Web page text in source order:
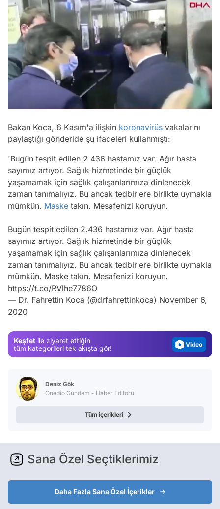
Bakan Koca, 6 Kasım'a ilişkin koronavirüs vakalarını
paylaştığı gönderide şu ifadeleri kullanmıştı:
'Bugün tespit edilen 2.436 hastamız var. Ağır hasta
sayımız artıyor. Sağlık hizmetinde bir güçlük
yaşamamak için sağlık çalışanlarımıza dinlenecek
zaman tanımalıyız. Bu ancak tedbirlere birlikte uymakla
mümkün. Maske takın. Mesafenizi koruyun.
Bugün tespit edilen 2.436 hastamız var. Ağır hasta
sayımız artıyor. Sağlık hizmetinde bir güçlük
yaşamamak için sağlık çalışanlarımıza dinlenecek
zaman tanımalıyız. Bu ancak tedbirlere birlikte uymakla
mümkün. Maske takın. Mesafenizi koruyun.
https://t.co/RVlhe7786O
— Dr. Fahrettin Koca (@drfahrettinkoca) November 6,
2020
Keşfet ile ziyaret ettiğin
tüm kategorileri tek akışta gör!
Test
Video
Deniz Gök
Onedio Gündem - Haber Editörü
Tüm içerikleri
Sana Özel Seçtiklerimiz
Daha Fazla Sana Özel İçerikler